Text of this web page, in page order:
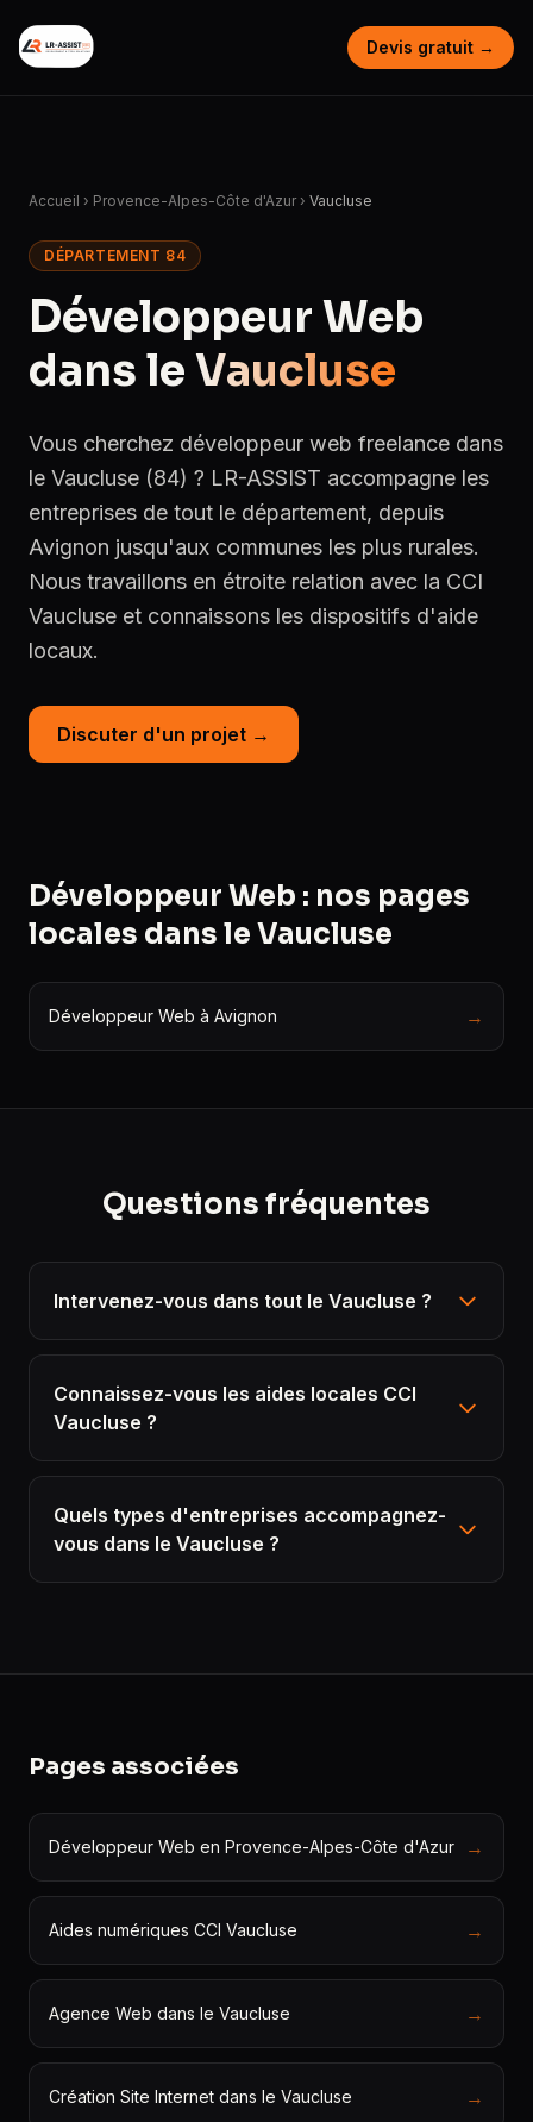
Devis gratuit →
Accueil › Provence-Alpes-Côte d'Azur› Vaucluse
DÉPARTEMENT 84
Développeur Web
dans le Vaucluse
Vous cherchez développeur web freelance dans
le Vaucluse (84) ? LR-ASSIST accompagne les
entreprises de tout le département, depuis
Avignon jusqu'aux communes les plus rurales.
Nous travaillons en étroite relation avec la CCI
Vaucluse et connaissons les dispositifs d'aide
locaux.
Discuter d'un projet →
Développeur Web : nos pages
locales dans le Vaucluse
Développeur Web à Avignon →
Questions fréquentes
Intervenez-vous dans tout le Vaucluse ?
Connaissez-vous les aides locales CCI
Vaucluse ?
Quels types d'entreprises accompagnez-
vous dans le Vaucluse ?
Pages associées
Développeur Web en Provence-Alpes-Côte d'Azur →
Aides numériques CCI Vaucluse →
Agence Web dans le Vaucluse →
Création Site Internet dans le Vaucluse →